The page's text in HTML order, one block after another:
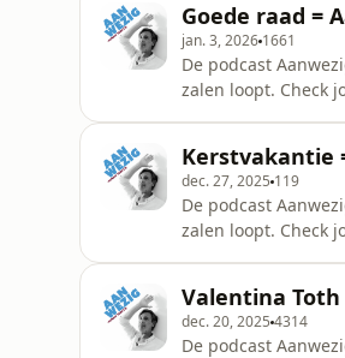
&eacute;&eacute;n
Goede raad =
jan. 3, 2026 1661
De podcast
zalen loopt. Check
Kerstvakantie
dec. 27, 2025 119
De podcast
zalen loopt. Check
Valentina Toth
dec. 20, 2025 4314
De podcast